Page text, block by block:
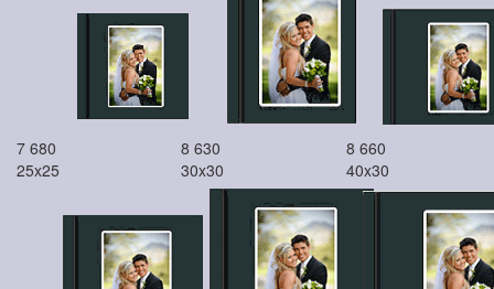
7 680 8 630
8 660
25x25
30x30 40x30